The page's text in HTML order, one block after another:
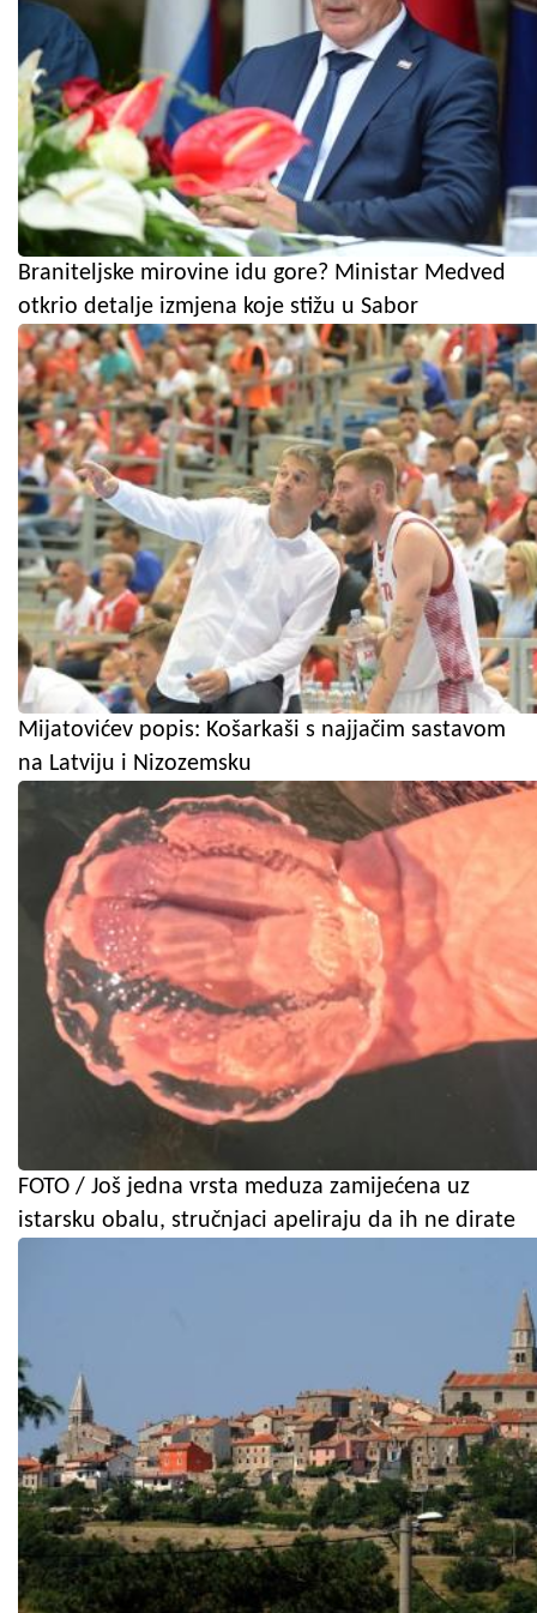
Braniteljske mirovine idu gore? Ministar Medved
otkrio detalje izmjena koje stižu u Sabor
Mijatovićev popis: Košarkaši s najjačim sastavom
na Latviju i Nizozemsku
FOTO / Još jedna vrsta meduza zamijećena uz
istarsku obalu, stručnjaci apeliraju da ih ne dirate